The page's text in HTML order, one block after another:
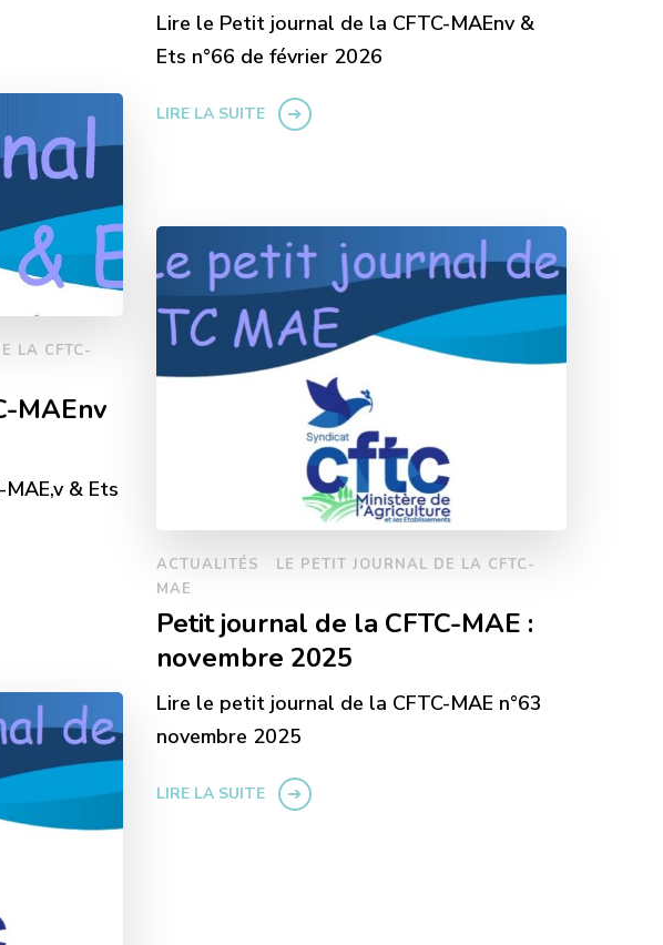
Lire le Petit journal de la CFTC-MAEnv &
Ets n°66 de février 2026
LIRE LA SUITE
LA CFTC-
MAEnv
& Ets
ACTUALITÉS
LE PETIT JOURNAL DE LA CFTC-
MAE
Petit journal de la CFTC-MAE :
novembre 2025
Lire le petit journal de la CFTC-MAE n°63
novembre 2025
LIRE LA SUITE